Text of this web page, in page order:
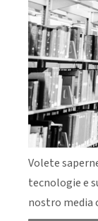
Volete
tecnologie e
nostro media